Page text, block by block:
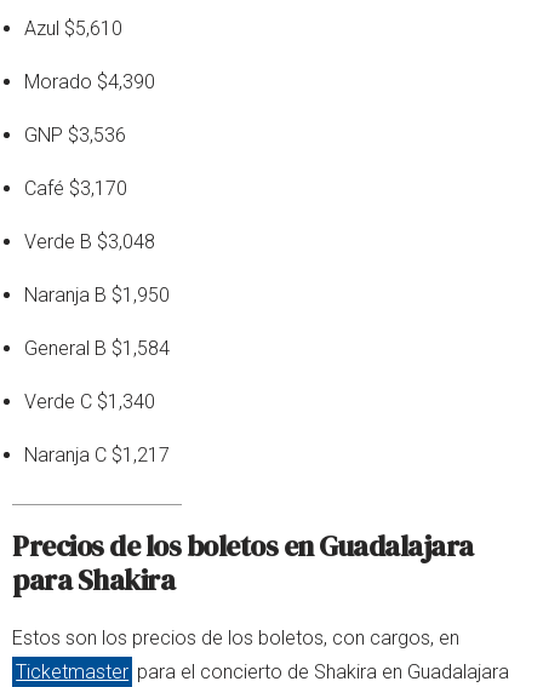
Azul $5,610
Morado $4,390
GNP $3,536
Café $3,170
Verde B $3,048
Naranja B $1,950
General B $1,584
Verde C $1,340
Naranja C $1,217
Precios de los boletos en Guadalajara
para Shakira
Estos son los precios de los boletos, con cargos, en
Ticketmaster para el concierto de Shakira en Guadalajara